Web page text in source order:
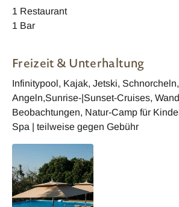
1 Restaurant
1 Bar
Freizeit & Unterhaltung
Infinitypool, Kajak, Jetski,
Angeln,Sunrise-|Sunset-Cruises,
Beobachtungen, Natur-Camp für
Spa | teilweise gegen Gebühr